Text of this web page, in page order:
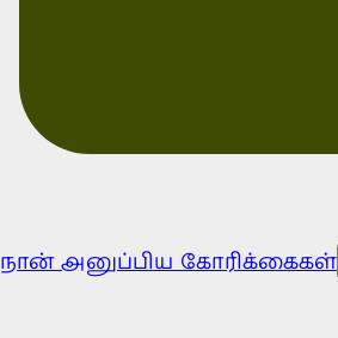
நான் அனுப்பிய கோரிக்கைகள்